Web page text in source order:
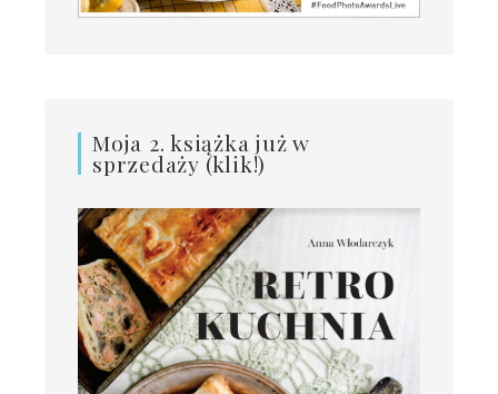
Moja 2. książka już w
sprzedaży (klik!)